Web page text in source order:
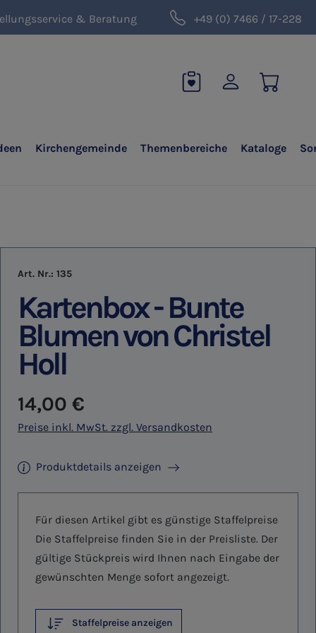
& Beratung +49 (0) 7466 / 17-228
Kirchengemeinde Themenbereiche Kataloge
Art. Nr.: 135
Kartenbox - Bunte
Blumen von Christel
Holl
Regulärer Preis:
14,00 €
Preise inkl. MwSt. zzgl. Versandkosten
Produktdetails anzeigen
Für diesen Artikel gibt es günstige Staffelpreise
Die Staffelpreise finden Sie in der Preisliste. Der
gültige Stückpreis wird Ihnen nach Eingabe der
gewünschten Menge sofort angezeigt.
Staffelpreise anzeigen